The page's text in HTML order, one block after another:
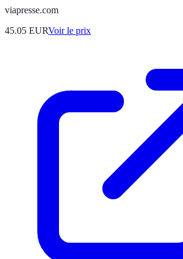
viapresse.com
45.05 EURVoir le prix